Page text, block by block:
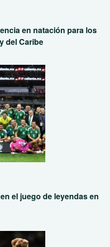
en natación para los
del Caribe
el juego de leyendas en